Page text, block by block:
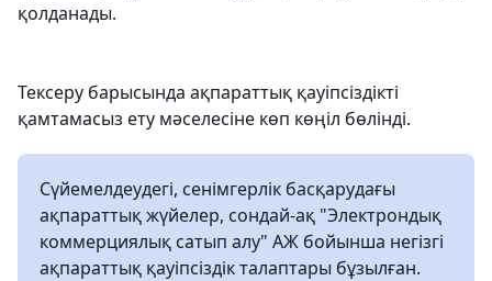
қолданады.
Тексеру барысында ақпараттық қауіпсіздікті
қамтамасыз ету мәселесіне көп көңіл бөлінді.
Сүйемелдеудегі, сенімгерлік басқарудағы
ақпараттық жүйелер, сондай-ақ "Электрондық
коммерциялық сатып алу" АЖ бойынша негізгі
ақпараттық қауіпсіздік талаптары бұзылған.